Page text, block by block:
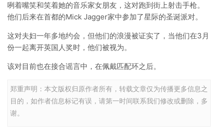
咧着嘴笑和笑着她的音乐家女朋友，这对跑到街上射击手枪。
他们后来在首都的Mick Jagger家中参加了星际的圣诞派对。
这对夫妇一年多地约会，但他们的浪漫被证实了，当他们在3月
份一起离开英国人奖时，他们被视为。
该对目前也在接合谣言中，在佩戴匹配环之后。
郑重声明：本文版权归原作者所有，转载文章仅为传播更多信息之
目的，如作者信息标记有误，请第一时间联系我们修改或删除，多
谢。